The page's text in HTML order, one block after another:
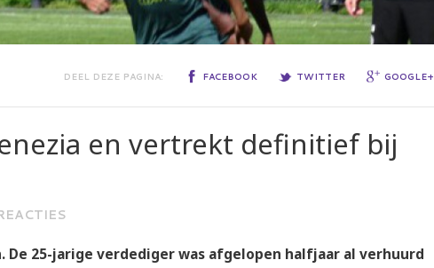
DEEL DEZE PAGINA: FACEBOOK TWITTER GOOGLE+
en vertrekt definitief bij
De 25-jarige verdediger was afgelopen halfjaar al verhuurd